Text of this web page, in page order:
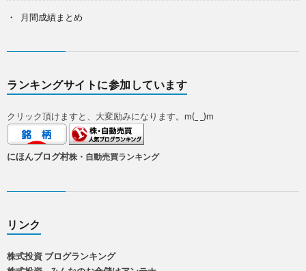
月間成績まとめ
ランキングサイトに参加しています
クリック頂けますと、大変励みになります。m(_ _)m
にほんブログ村株・自動売買ランキング
リンク
株式投資 ブログランキング